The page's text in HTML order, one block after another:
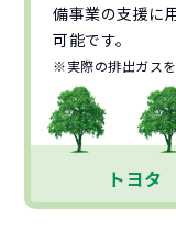
備事業の支援に
可能です。
※実際の排出ガスを
トヨタ